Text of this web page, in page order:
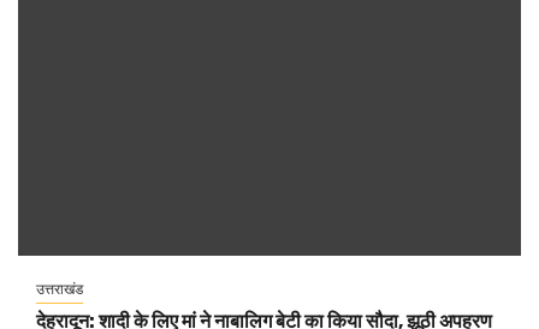
उत्तराखंड
देहरादून: शादी के लिए मां ने नाबालिग बेटी का किया सौदा, झूठी अपहरण